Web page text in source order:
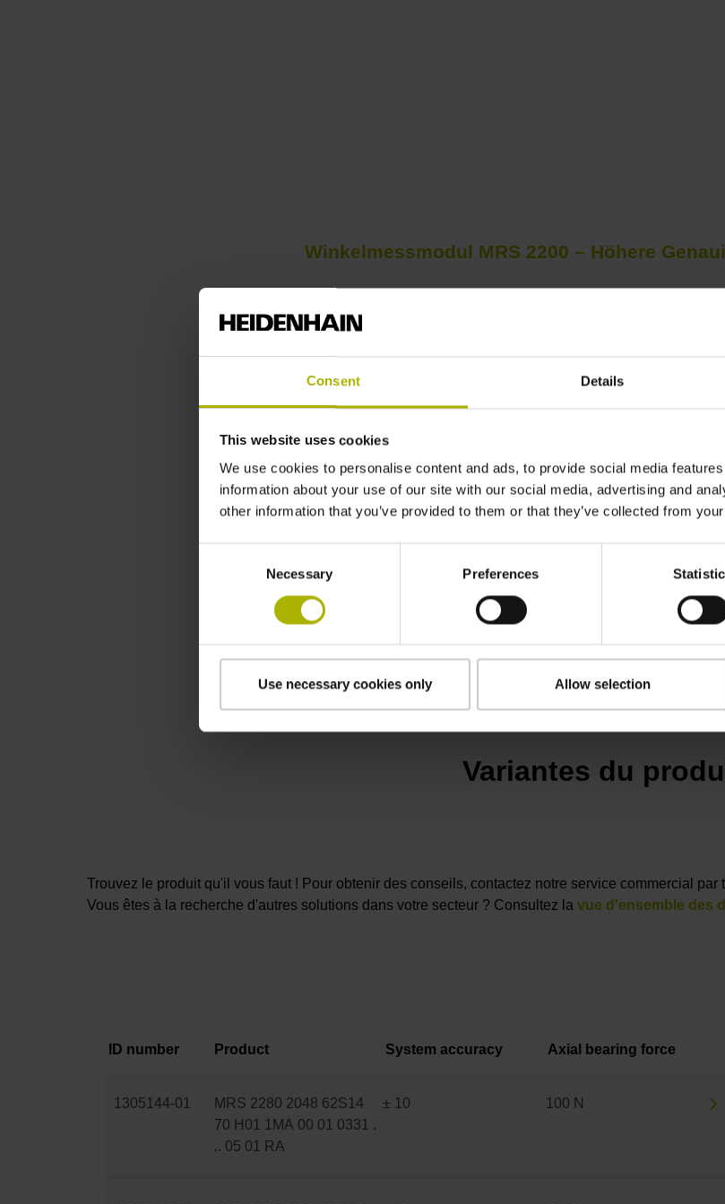
Consent Details
This website uses cookies
We use cookies to personalise content and ads, to provide social media
information about your use of our site with our social media, advertising and
other information that you’ve provided to them or that they’ve collected from
Necessary Preferences
Use necessary cookies only Allow selection
Winkelmessmodul MRS 2200 – Höhere
MRS 2200 ANGLE ENCODER MODULE | HEIDENHAIN
Variantes du
Trouvez le produit qu'il vous faut ! Pour obtenir des conseils, contactez notre service commercial par
Vous êtes à la recherche d'autres solutions dans votre secteur ? Consultez la vue d'ensemble des
ID number Product System accuracy Axial bearing force
1305144-01
MRS 2280 2048 62S14
70 H01 1MA 00 01 0331 .
.. 05 01 RA
± 10 100 N